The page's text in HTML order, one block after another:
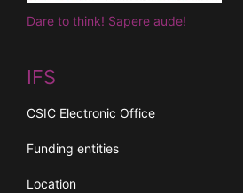
Dare to think! Sapere aude!
IFS
CSIC Electronic Office
Funding entities
Location